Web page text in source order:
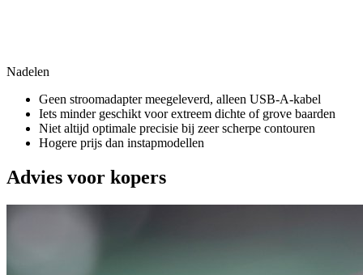
Nadelen
Geen stroomadapter meegeleverd, alleen USB-A-kabel
Iets minder geschikt voor extreem dichte of grove baarden
Niet altijd optimale precisie bij zeer scherpe contouren
Hogere prijs dan instapmodellen
Advies voor kopers